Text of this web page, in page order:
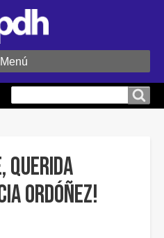
sitio
Menú
querida
Ordóñez!